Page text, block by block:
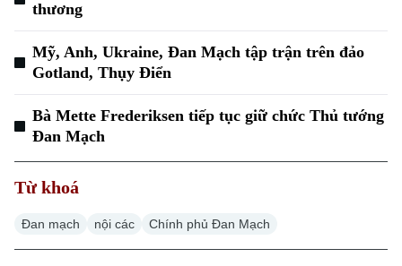
thương
Mỹ, Anh, Ukraine, Đan Mạch tập trận trên đảo
Gotland, Thụy Điển
Bà Mette Frederiksen tiếp tục giữ chức Thủ tướng
Đan Mạch
Từ khoá
Đan mạch nội các Chính phủ Đan Mạch